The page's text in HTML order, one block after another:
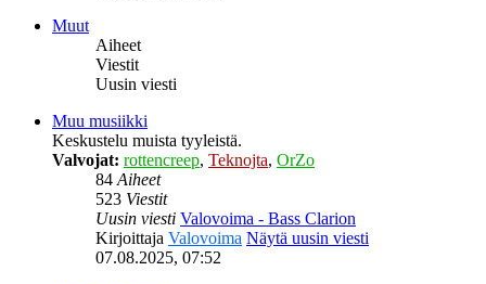
Muut
Aiheet
Viestit
Uusin viesti
Muu musiikki
Keskustelu muista tyyleistä.
Valvojat: rottencreep, Teknojta, OrZo
84Aiheet
523 Viestit
Uusin viesti Valovoima - Bass Clarion
Kirjoittaja Valovoima Näytä uusin viesti
07.08.2025, 07:52